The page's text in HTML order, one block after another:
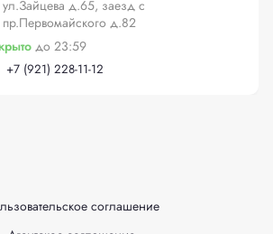
ул.Зайцева д.65, заезд с
пр.Первомайского д.82
до 23:59
+7 (921) 228-11-12
соглашение